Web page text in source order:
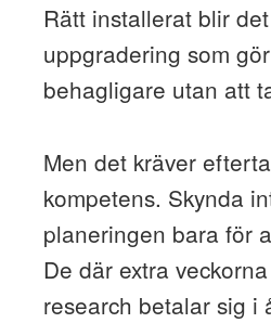
Rätt installerat blir
uppgradering som
behagligare utan att
Men det kräver
kompetens. Skynda
planeringen bara för
De där extra
research betalar sig i